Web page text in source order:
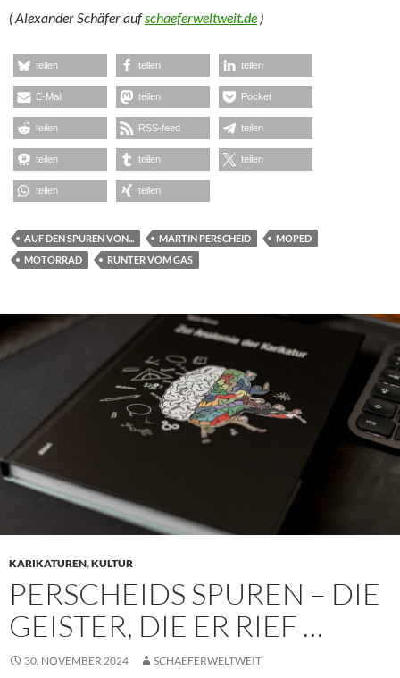
( Alexander Schäfer aufschaeferweltweit.de )
teilen teilen teilen
E-Mail teilen Pocket
teilen RSS-feed teilen
teilen teilen teilen
teilen teilen
AUF DEN SPUREN VON... MARTIN PERSCHEID
MOPED
MOTORRAD
RUNTER VOM GAS
KARIKATUREN,KULTUR
PERSCHEIDS SPUREN – DIE
GEISTER, DIE ER RIEF …
30. NOVEMBER 2024 SCHAEFERWELTWEIT